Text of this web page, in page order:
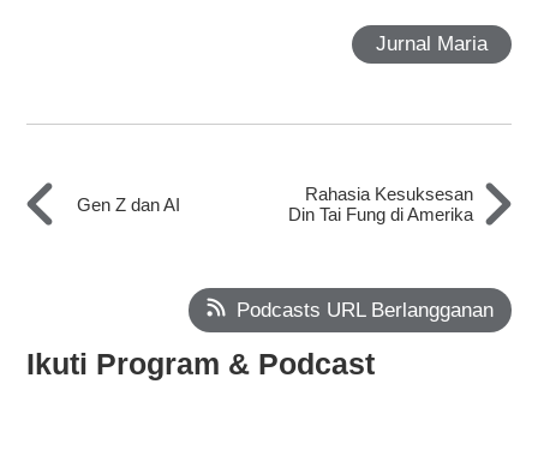
Jurnal Maria
Gen Z dan AI
Rahasia Kesuksesan
Din Tai Fung di Amerika
Podcasts URL Berlangganan
Ikuti Program & Podcast